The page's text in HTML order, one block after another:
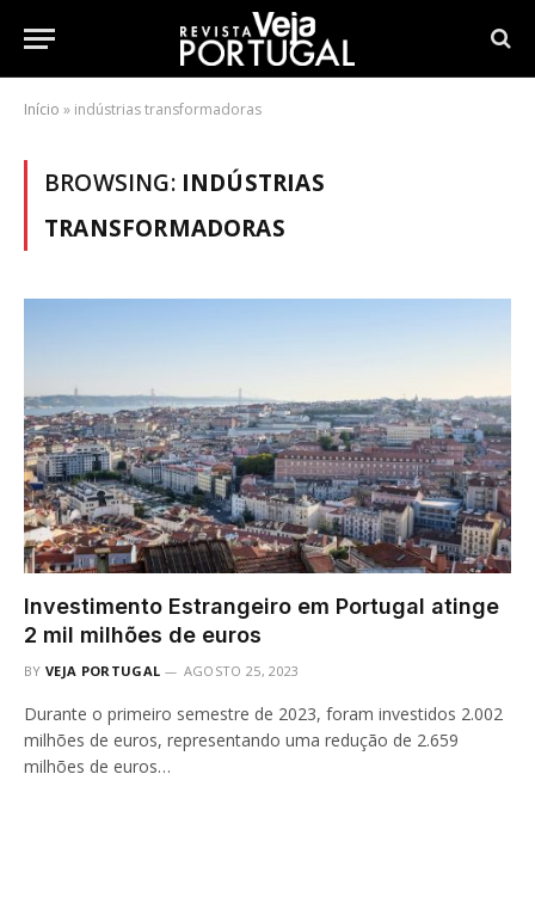
Início » indústrias transformadoras
BROWSING: INDÚSTRIAS
TRANSFORMADORAS
Investimento Estrangeiro em Portugal atinge
2 mil milhões de euros
BY VEJA PORTUGAL AGOSTO 25, 2023
Durante o primeiro semestre de 2023, foram investidos 2.002
milhões de euros, representando uma redução de 2.659
milhões de euros…